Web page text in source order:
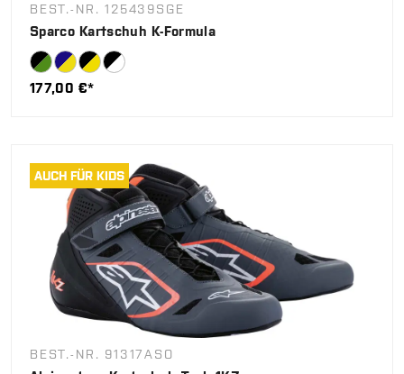
BEST.-NR. 125439SGE
Sparco Kartschuh K-Formula
177,00 €*
AUCH FÜR KIDS
BEST.-NR. 91317ASO